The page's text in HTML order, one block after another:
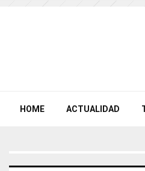
HOME ACTUALIDAD